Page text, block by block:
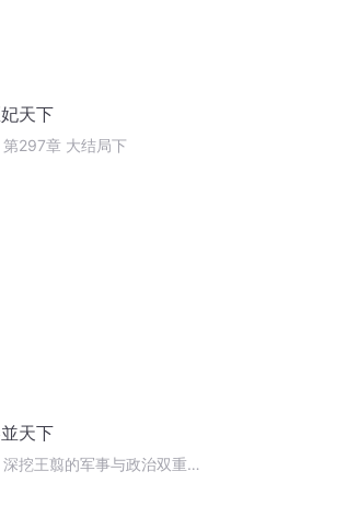
天下
第297章 大结局下
天下
深挖王翦的军事与政治双重智